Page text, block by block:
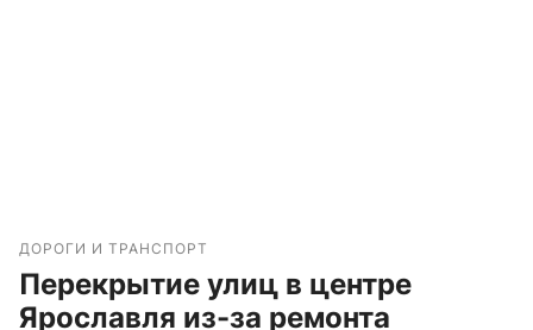
ДОРОГИ И ТРАНСПОРТ
Перекрытие улиц в центре
Ярославля из-за ремонта